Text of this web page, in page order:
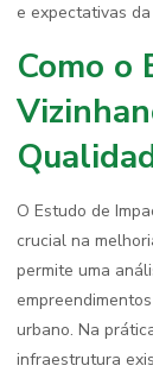
e expectativas
Como o
O Estudo de
crucial na
permite uma
urbano. Na
infraestrutura